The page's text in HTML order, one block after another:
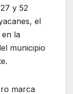
y 52
el
en la
municipio
marca